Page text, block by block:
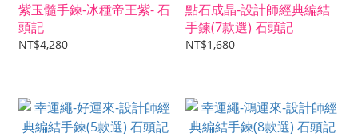
紫玉髓手鍊-冰種帝王紫- 石
頭記
NT$4,280
點石成晶-設計師經典編結
手鍊(7款選) 石頭記
NT$1,680